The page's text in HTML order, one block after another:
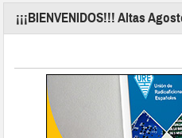
¡¡¡BIENVENIDOS!!! Altas